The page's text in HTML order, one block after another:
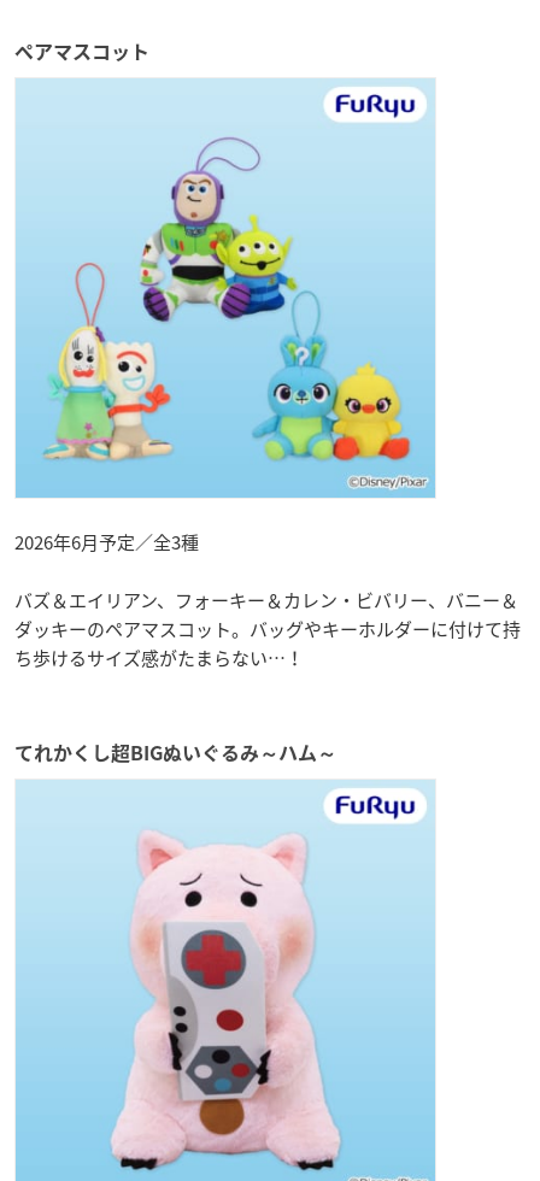
ペアマスコット
2026年6月予定／全3種
バズ＆エイリアン、フォーキー＆カレン・ビバリー、バニー＆
ダッキーのペアマスコット。バッグやキーホルダーに付けて持
ち歩けるサイズ感がたまらない…！
てれかくし超BIGぬいぐるみ～ハム～